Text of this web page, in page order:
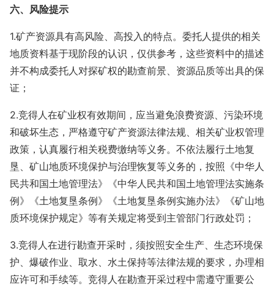
六、风险提示
1.矿产资源具有高风险、高投入的特点。委托人提供的相关
地质资料基于现阶段的认识，仅供参考，这些资料中的描述
并不构成委托人对探矿权的勘查前景、资源品质等出具的保
证；
2.竞得人在矿业权有效期间，应当避免浪费资源、污染环境
和破坏生态，严格遵守矿产资源法律法规、相关矿业权管理
政策，认真履行相关税费缴纳等义务。不依法履行土地复
垦、矿山地质环境保护与治理恢复等义务的，按照《中华人
民共和国土地管理法》《中华人民共和国土地管理法实施条
例》《土地复垦条例》《土地复垦条例实施办法》《矿山地
质环境保护规定》等有关规定将受到主管部门行政处罚；
3.竞得人在进行勘查开采时，须按照安全生产、生态环境保
护、爆破作业、取水、水土保持等法律法规的要求，办理相
应许可和手续等。竞得人在勘查开采过程中需遵守重要公